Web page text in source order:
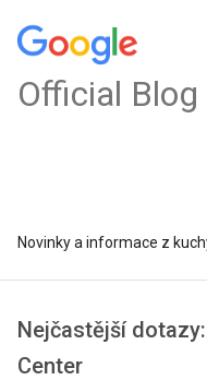
Official
Novinky a informace z
Nejčastější
Center